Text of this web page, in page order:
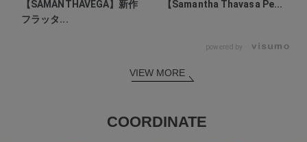
【SAMANTHAVEGA】新作
フラッタ...
【Samantha Thavasa Pe...
powered by
VIEW MORE
COORDINATE